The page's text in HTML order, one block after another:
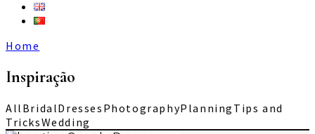
Home
Inspiração
All BridalDresses PhotographyPlanning Tips and
TricksWedding